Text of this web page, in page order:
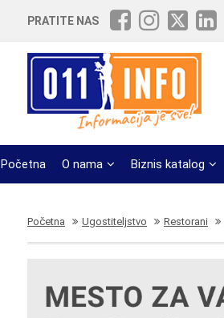
PRATITE NAS
Početna O nama Biznis katalog
Početna Ugostiteljstvo Restorani